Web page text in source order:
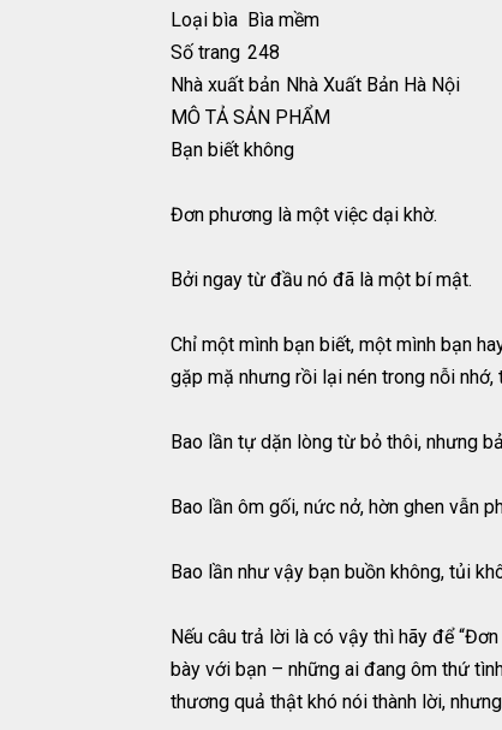
Loại bìa Bìa mềm
Số trang 248
Nhà xuất bản Nhà Xuất Bản Hà Nội
MÔ TẢ SẢN PHẨM
Bạn biết không
Đơn phương là một việc dại khờ.
Bởi ngay từ đầu nó đã là một bí mật.
Chỉ một mình bạn biết, một mình bạn
gặp mặ nhưng rồi lại nén trong nỗi nhớ,
Bao lần tự dặn lòng từ bỏ thôi, nhưng
Bao lần ôm gối, nức nở, hờn ghen vẫn
Bao lần như vậy bạn buồn không, tủi
Nếu câu trả lời là có vậy thì hãy để
bày với bạn – những ai đang ôm thứ
thương quả thật khó nói thành lời,